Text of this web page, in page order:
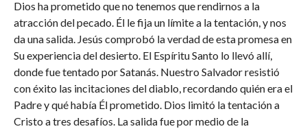
Dios ha prometido que no tenemos que rendirnos a la
atracción del pecado. Él le fija un límite a la tentación, y nos
da una salida. Jesús comprobó la verdad de esta promesa en
Su experiencia del desierto. El Espíritu Santo lo llevó allí,
donde fue tentado por Satanás. Nuestro Salvador resistió
con éxito las incitaciones del diablo, recordando quién era el
Padre y qué había Él prometido. Dios limitó la tentación a
Cristo a tres desafíos. La salida fue por medio de la